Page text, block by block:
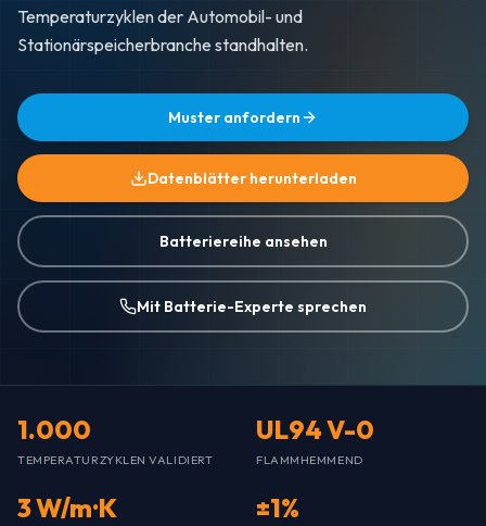
Temperaturzyklen der Automobil- und
Stationärspeicherbranche standhalten.
Muster anfordern
Datenblätter herunterladen
Batteriereihe ansehen
Mit Batterie-Experte sprechen
1.000
TEMPERATURZYKLEN VALIDIERT
UL94 V-0
FLAMMHEMMEND
3 W/m·K ±1%